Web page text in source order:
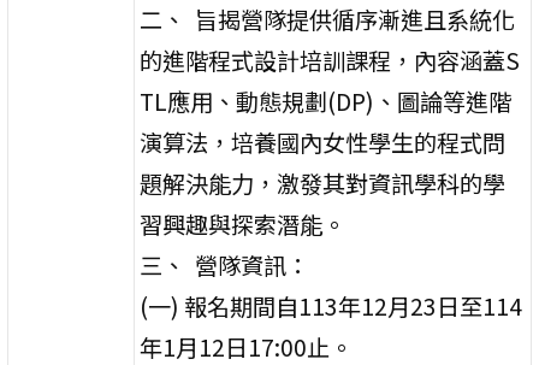
二、 旨揭營隊提供循序漸進且系統化
的進階程式設計培訓課程，內容涵蓋S
TL應用、動態規劃(DP)、圖論等進階
演算法，培養國內女性學生的程式問
題解決能力，激發其對資訊學科的學
習興趣與探索潛能。
三、 營隊資訊：
(一) 報名期間自113年12月23日至114
年1月12日17:00止。